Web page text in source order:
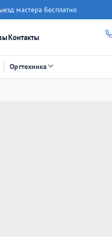
мастера бесплатно
Контакты
Оргтехника